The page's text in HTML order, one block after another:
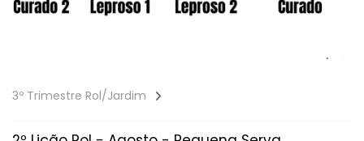
3º Trimestre Rol/Jardim